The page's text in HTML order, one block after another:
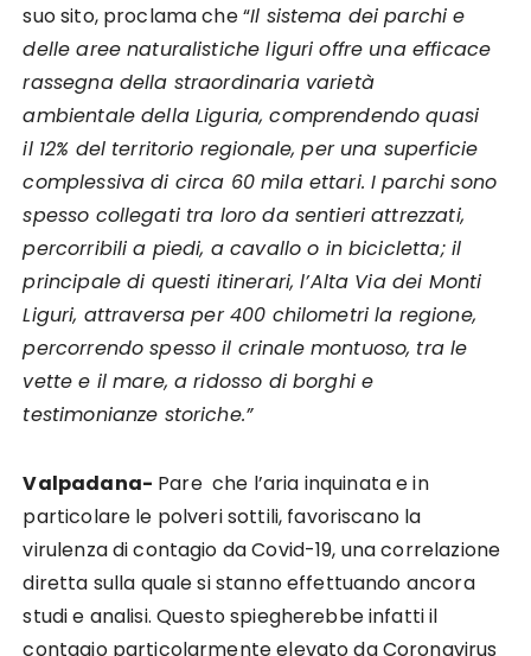
suo sito, proclama che “Il sistema dei parchi e
delle aree naturalistiche liguri offre una efficace
rassegna della straordinaria varietà
ambientale della Liguria, comprendendo quasi
il 12% del territorio regionale, per una superficie
complessiva di circa 60 mila ettari. I parchi sono
spesso collegati tra loro da sentieri attrezzati,
percorribili a piedi, a cavallo o in bicicletta; il
principale di questi itinerari, l’Alta Via dei Monti
Liguri, attraversa per 400 chilometri la regione,
percorrendo spesso il crinale montuoso, tra le
vette e il mare, a ridosso di borghi e
testimonianze storiche.”
Valpadana- Pare che l’aria inquinata e in
particolare le polveri sottili, favoriscano la
virulenza di contagio da Covid-19, una correlazione
diretta sulla quale si stanno effettuando ancora
studi e analisi. Questo spiegherebbe infatti il
contagio particolarmente elevato da Coronavirus